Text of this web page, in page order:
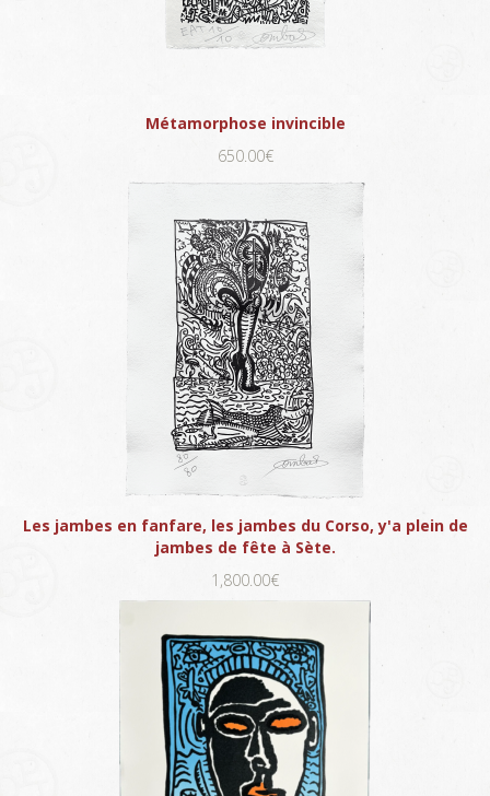
Métamorphose invincible
650.00€
Les jambes en fanfare, les jambes du Corso, y'a plein de
jambes de fête à Sète.
1,800.00€